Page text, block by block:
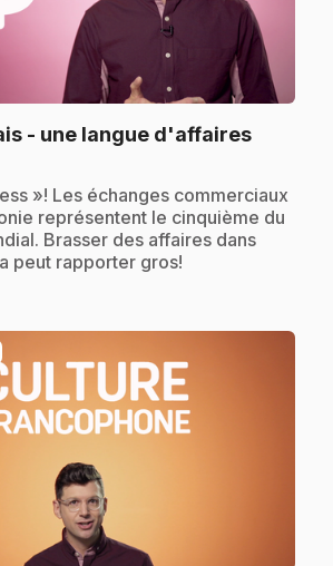
- une langue d'affaires.
»! Les échanges commerciaux
représentent le cinquième du
Brasser des affaires dans
peut rapporter gros!